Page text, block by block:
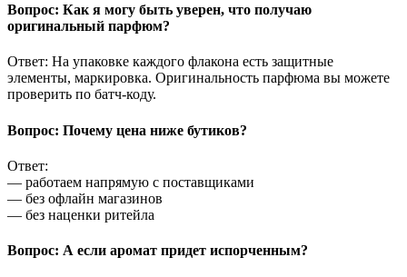
Вопрос: Как я могу быть уверен, что получаю
оригинальный парфюм?
Ответ: На упаковке каждого флакона есть защитные
элементы, маркировка. Оригинальность парфюма вы можете
проверить по батч-коду.
Вопрос: Почему цена ниже бутиков?
Ответ:
— работаем напрямую с поставщиками
— без офлайн магазинов
— без наценки ритейла
Вопрос: А если аромат придет испорченным?